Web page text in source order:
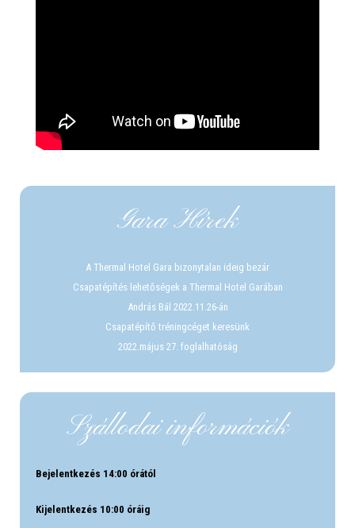
Gara Hírek
A Thermal Hotel Gara bizonytalan ideig bezár
Csapatépítés lehetőségek a Thermal Hotel Garában
András Bál 2022.11.26-án
Csapatépítő tréningcéget keresünk
2022.május 27. foglalhatóság
Szállodai információk
Bejelentkezés 14:00 órától
Kijelentkezés 10:00 óráig